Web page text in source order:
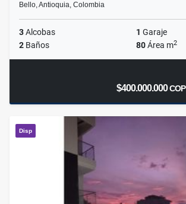
Bello, Antioquia, Colombia
3Alcobas 1 Garaje
2 Baños 80Área m2
$400.000.000COP
Disp